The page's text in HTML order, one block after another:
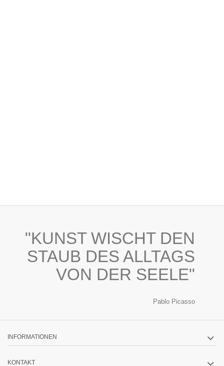
"KUNST WISCHT DEN
STAUB DES ALLTAGS
VON DER SEELE"
Pablo Picasso
INFORMATIONEN
KONTAKT